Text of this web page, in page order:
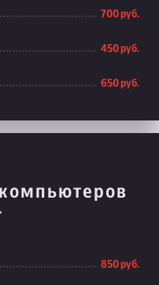
700 руб.
450 руб.
650 руб.
850 руб.